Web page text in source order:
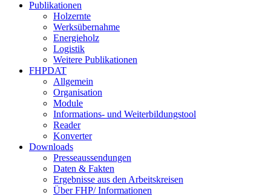
Publikationen
Holzernte
Werksübernahme
Energieholz
Logistik
Weitere Publikationen
FHPDAT
Allgemein
Organisation
Module
Informations- und Weiterbildungstool
Reader
Konverter
Downloads
Presseaussendungen
Daten & Fakten
Ergebnisse aus den Arbeitskreisen
Über FHP/ Informationen